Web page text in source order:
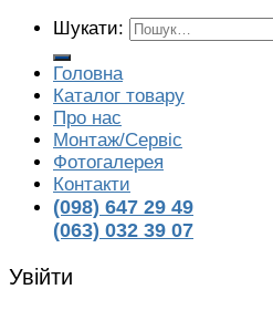
Шукати:
Головна
Каталог товару
Про нас
Монтаж/Сервіс
Фотогалерея
Контакти
(098) 647 29 49
(063) 032 39 07
Увійти